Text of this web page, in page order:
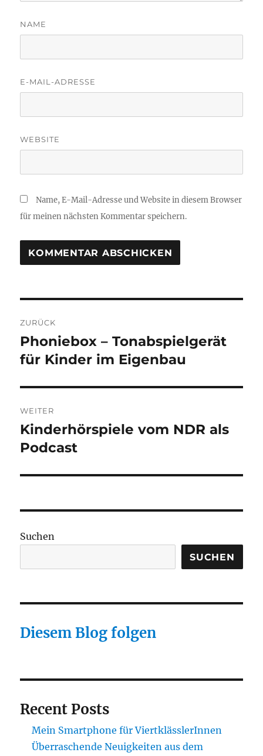
NAME
E-MAIL-ADRESSE
WEBSITE
Name, E-Mail-Adresse und Website in diesem Browser
für meinen nächsten Kommentar speichern.
ZURÜCK
Vorheriger
Beitrag:
Phoniebox – Tonabspielgerät
für Kinder im Eigenbau
WEITER
Nächster
Beitrag:
Kinderhörspiele vom NDR als
Podcast
Suchen
SUCHEN
Diesem Blog folgen
Recent Posts
Mein Smartphone für ViertklässlerInnen
Überraschende Neuigkeiten aus dem